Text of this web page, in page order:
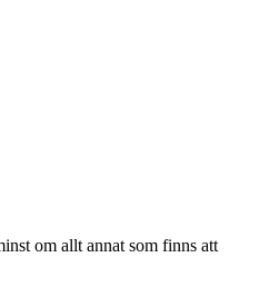
om allt annat som finns att